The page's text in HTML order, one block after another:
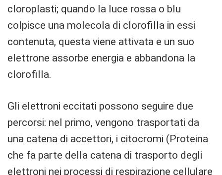
cloroplasti; quando la luce rossa o blu
colpisce una molecola di clorofilla in essi
contenuta, questa viene attivata e un suo
elettrone assorbe energia e abbandona la
clorofilla.
Gli elettroni eccitati possono seguire due
percorsi: nel primo, vengono trasportati da
una catena di accettori, i citocromi (Proteina
che fa parte della catena di trasporto degli
elettroni nei processi di respirazione cellulare